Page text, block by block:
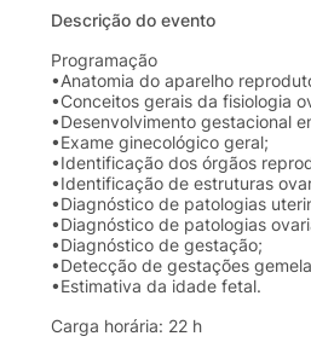
Descrição do evento
Programação
•Anatomia do aparelho
•Conceitos gerais da fisiologia
•Desenvolvimento gestacional
•Exame ginecológico geral;
•Identificação dos órgãos
•Identificação de estruturas
•Diagnóstico de patologias
•Diagnóstico de patologias
•Diagnóstico de gestação;
•Detecção de gestações
•Estimativa da idade fetal.
Carga horária: 22 h